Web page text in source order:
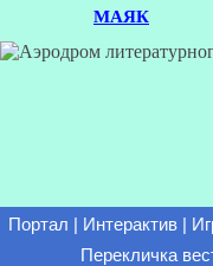
МАЯК
Портал Интерактив|
Перекличка